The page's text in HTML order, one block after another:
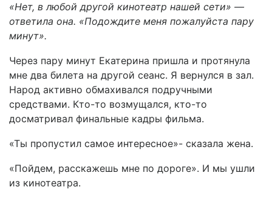
«Нет, в любой другой кинотеатр нашей сети» —
ответила она. «Подождите меня пожалуйста пару
минут».
Через пару минут Екатерина пришла и протянула
мне два билета на другой сеанс. Я вернулся в зал.
Народ активно обмахивался подручными
средствами. Кто-то возмущался, кто-то
досматривал финальные кадры фильма.
«Ты пропустил самое интересное»- сказала жена.
«Пойдем, расскажешь мне по дороге». И мы ушли
из кинотеатра.